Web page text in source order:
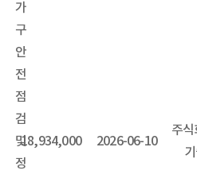
가
구
안
전
점
검
및
정
18,934,000 2026-06-10
주